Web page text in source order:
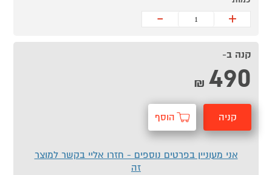
+
-
קנה ב-
490
₪
קניה הוסף
אני מעוניין בפרטים נוספים - חזרו אליי בקשר למוצר
זה